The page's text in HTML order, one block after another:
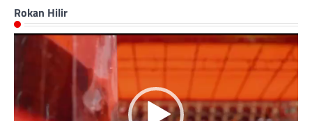
Rokan Hilir
Pemutar